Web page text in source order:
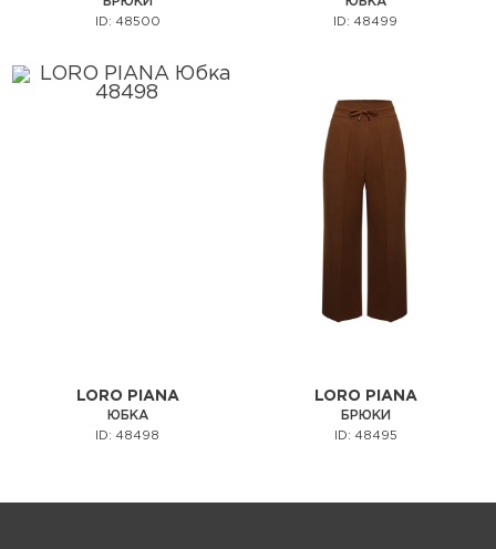
ID: 48500 ID: 48499
LORO PIANA
ЮБКА
ID: 48498
LORO PIANA
БРЮКИ
ID: 48495